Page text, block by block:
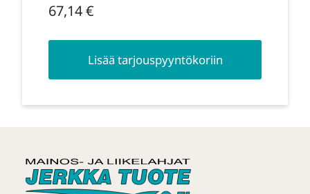
67,14€
Lisää tarjouspyyntökoriin